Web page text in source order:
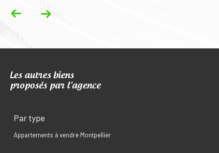
Les autres biens
proposés par l'agence
Par type
Appartements à vendre Montpellier